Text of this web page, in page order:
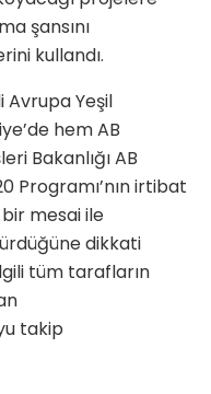
şansını
kullandı.
Avrupa Yeşil
hem AB
Bakanlığı AB
Programı’nın irtibat
bir mesai ile
dikkati
tüm tarafların
takip